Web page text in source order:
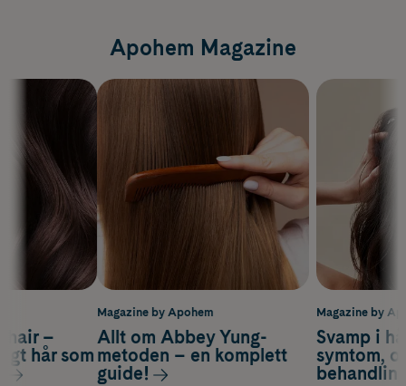
Apohem Magazine
Magazine by
Svamp i
symtom,
hair –
hår som
Magazine by Apohem
Allt om Abbey Yung-
metoden – en komplett
guide!